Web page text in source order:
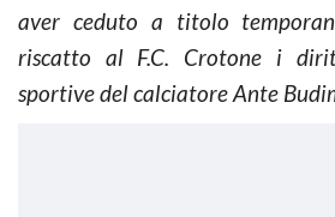
aver ceduto a titolo
riscatto al F.C. Crotone i
sportive del calciatore Ante